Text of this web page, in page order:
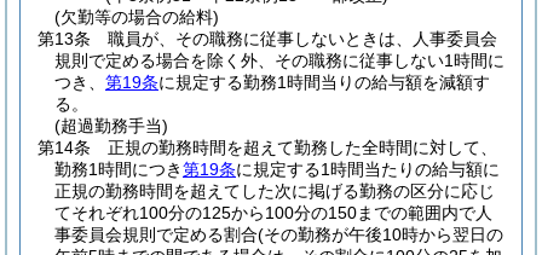
(欠勤等の場合の給料)
第13条
職員が、その職務に従事しないときは、人事委員会
規則で定める場合を除く外、その職務に従事しない1時間に
つき、 第19条に規定する勤務1時間当りの給与額を減額す
る。
(超過勤務手当)
第14条
正規の勤務時間を超えて勤務した全時間に対して、
勤務1時間につき第19条に規定する1時間当たりの給与額に
正規の勤務時間を超えてした次に掲げる勤務の区分に応じ
てそれぞれ100分の125から100分の150までの範囲内で人
事委員会規則で定める割合(その勤務が午後10時から翌日の